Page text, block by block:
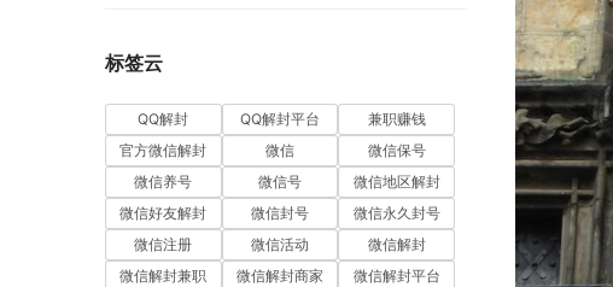
标签云
QQ解封 QQ解封平台
兼职赚钱
官方微信解封
微信
微信保号
微信养号
微信号
微信地区解封
微信好友解封
微信封号
微信永久封号
微信注册
微信活动
微信解封
微信解封兼职
微信解封商家
微信解封平台